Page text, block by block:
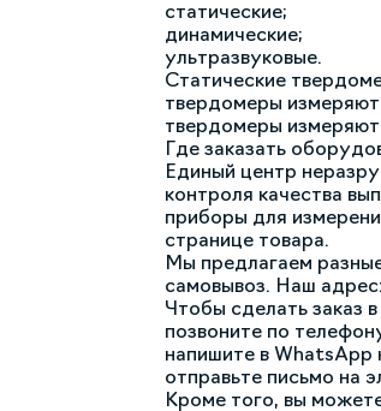
статические;
динамические;
ультразвуковые.
Статические
твердомеры измеряют
твердомеры измеряют
Где заказать
Единый центр
контроля качества
приборы для
странице товара.
Мы предлагаем
самовывоз. Наш
Чтобы сделать заказ
позвоните по
напишите в WhatsApp
отправьте письмо на
Кроме того, вы